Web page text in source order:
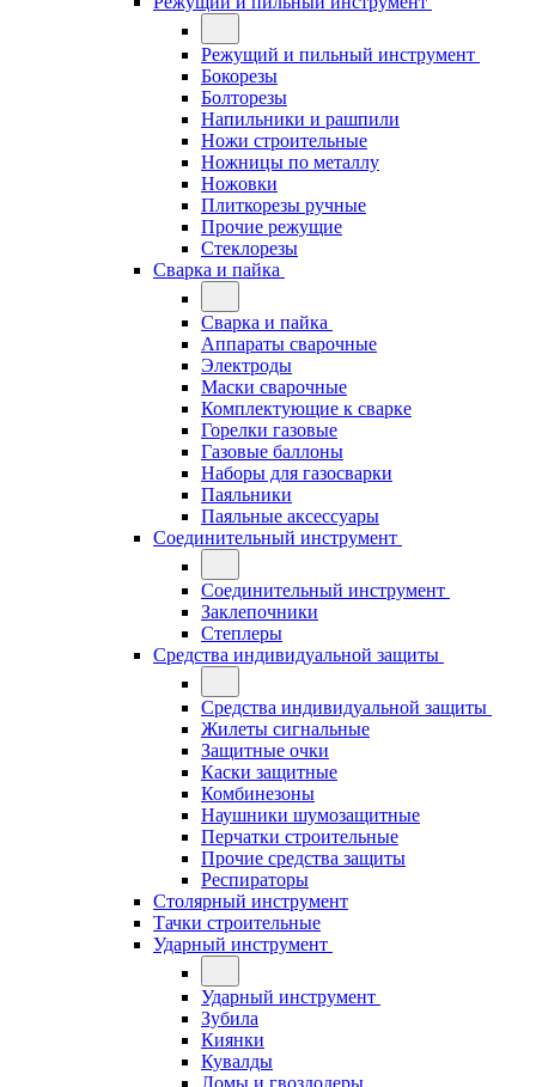
Режущий и пильный инструмент
Бокорезы
Болторезы
Напильники и рашпили
Ножи строительные
Ножницы по металлу
Ножовки
Плиткорезы ручные
Прочие режущие
Стеклорезы
Сварка и пайка
Сварка и пайка
Аппараты сварочные
Электроды
Маски сварочные
Комплектующие к сварке
Горелки газовые
Газовые баллоны
Наборы для газосварки
Паяльники
Паяльные аксессуары
Соединительный инструмент
Соединительный инструмент
Заклепочники
Степлеры
Средства индивидуальной защиты
Средства индивидуальной защиты
Жилеты сигнальные
Защитные очки
Каски защитные
Комбинезоны
Наушники шумозащитные
Перчатки строительные
Прочие средства защиты
Респираторы
Столярный инструмент
Тачки строительные
Ударный инструмент
Ударный инструмент
Зубила
Киянки
Кувалды
Ломы и гвоздодеры